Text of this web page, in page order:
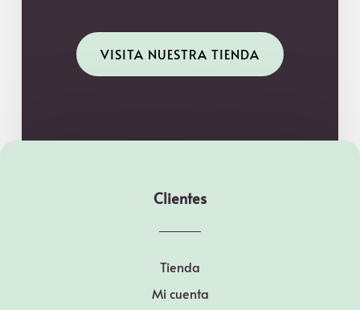
VISITA NUESTRA TIENDA
Clientes
Tienda
Mi cuenta